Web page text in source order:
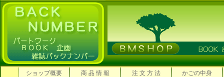
ショップ概要 商 品 情 報 注 文 方 法 かごの中身